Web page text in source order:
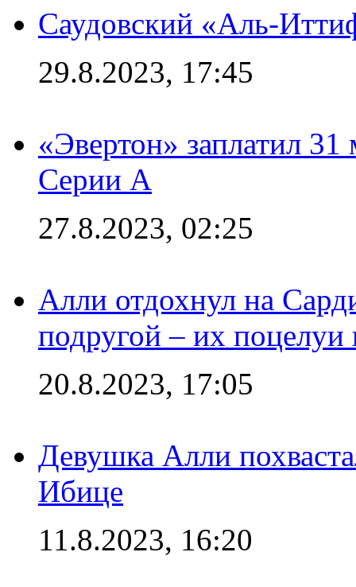
Саудовский «Аль-
29.8.2023, 17:45
«Эвертон» заплатил
Серии А
27.8.2023, 02:25
Алли отдохнул на
подругой – их поцелуи
20.8.2023, 17:05
Девушка Алли
Ибице
11.8.2023, 16:20